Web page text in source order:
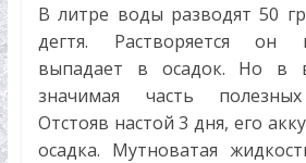
В литре воды разводят 50
дегтя. Растворяется он
выпадает в осадок. Но в
значимая часть
Отстояв настой 3 дня, его
осадка. Мутноватая